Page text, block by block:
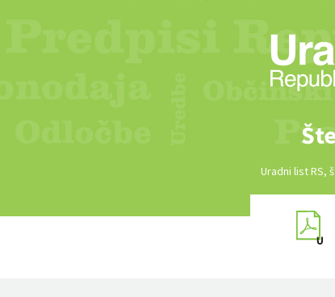
Uradni list RS,